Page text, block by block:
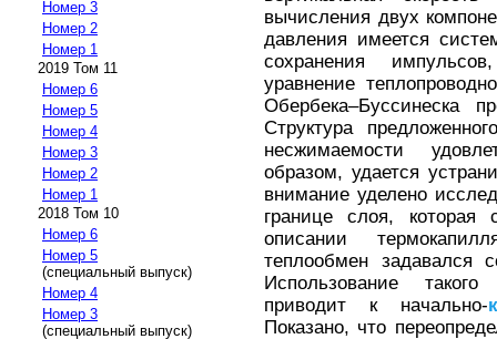
Номер 3
Номер 2
Номер 1
2019 Том 11
Номер 6
Номер 5
Номер 4
Номер 3
Номер 2
Номер 1
2018 Том 10
Номер 6
Номер 5
(специальный выпуск)
Номер 4
Номер 3
(специальный выпуск)
вычисления двух
давления имеется
сохранения
уравнение
Обербека–Буссинеска
Структура
несжимаемости
образом, удается
внимание уделено
границе слоя, которая
описании
теплообмен задавался
Использование
приводит к начально-
Показано, что